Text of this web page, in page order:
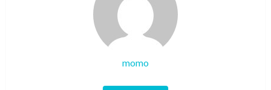
momo